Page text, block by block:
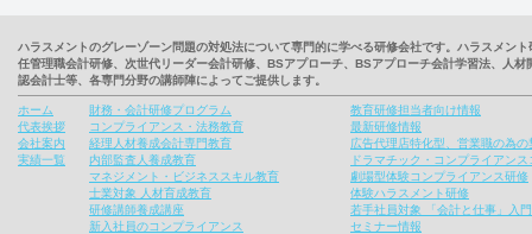
ハラスメントのグレーゾーン問題の対処法について専門的に学べる研修会社です。ハラスメン
任管理職会計研修、次世代リーダー会計研修、BSアプローチ、BSアプローチ会計学習法、人
認会計士等、各専門分野の講師陣によってご提供します。
ホーム
代表挨拶
会社案内
実績一覧
財務・会計研修プログラム
コンプライアンス・法務教育
経理人材養成会計専門教育
内部監査人養成教育
マネジメント・ビジネススキル教育
士業対象 人材育成教育
研修講師養成講座
新入社員のコンプライアンス
教育研修担当者向け情報
最新研修情報
広告代理店特化型、営業職の為
ドラマチック・コンプライアン
劇場型体験コンプライアンス研修
体験ハラスメント研修
若手社員対象 「会計と仕事」入
セミナー情報